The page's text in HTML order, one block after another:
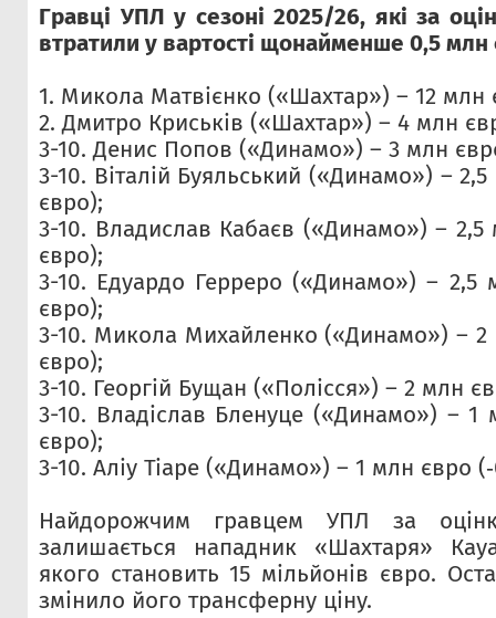
Гравці УПЛ у сезоні 2025/26, які за
втратили у вартості щонайменше 0,5 млн
1. Микола Матвієнко («Шахтар») – 12 млн
2. Дмитро Криськів («Шахтар») – 4 млн
3-10. Денис Попов («Динамо») – 3 млн
3-10. Віталій Буяльський («Динамо») –
євро);
3-10. Владислав Кабаєв («Динамо») –
євро);
3-10. Едуардо Герреро («Динамо») – 2,5
євро);
3-10. Микола Михайленко («Динамо») – 2
євро);
3-10. Георгій Бущан («Полісся») – 2 млн
3-10. Владіслав Бленуце («Динамо») – 1
євро);
3-10. Аліу Тіаре («Динамо») – 1 млн євро
Найдорожчим гравцем УПЛ за
залишається нападник «Шахтаря»
якого становить 15 мільйонів євро.
змінило його трансферну ціну.